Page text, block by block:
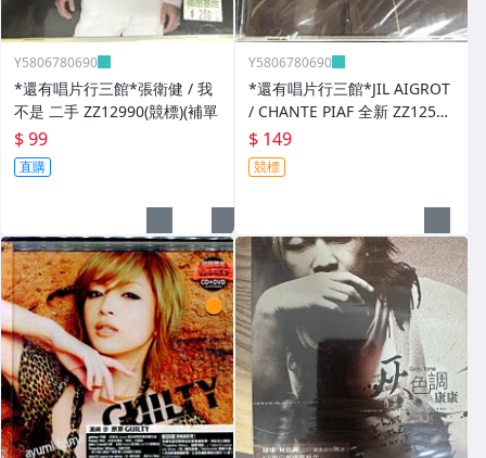
Y5806780690
*還有唱片行三館*張衛健 / 我
不是 二手 ZZ12990(競標)(補單
$ 99
直購
Y5806780690
*還有唱片行三館*JIL AIGROT
/ CHANTE PIAF 全新 ZZ12526
(競標)
$ 149
競標